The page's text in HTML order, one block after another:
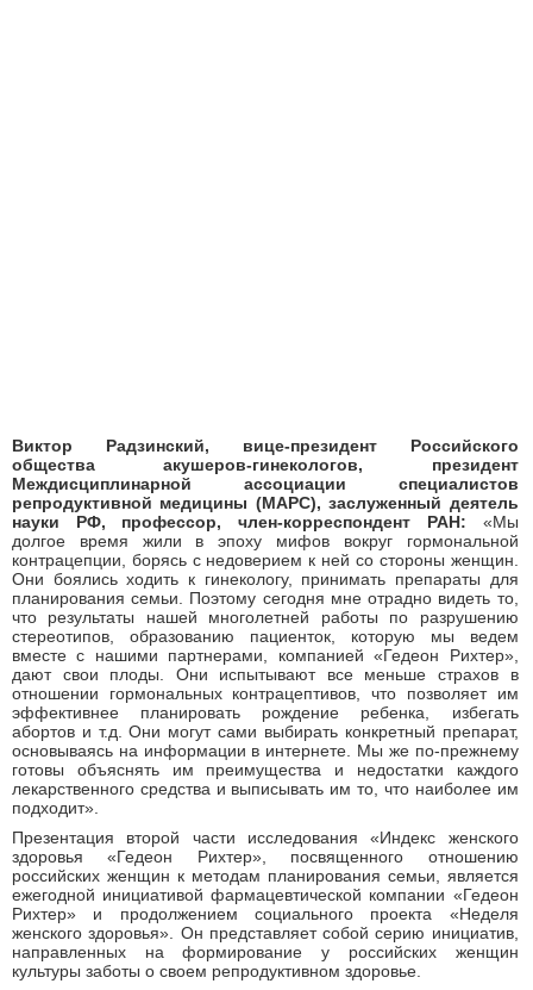
Виктор Радзинский, вице-президент Российского
общества акушеров-гинекологов, президент
Междисциплинарной ассоциации специалистов
репродуктивной медицины (МАРС), заслуженный деятель
науки РФ, профессор, член-корреспондент РАН: «Мы
долгое время жили в эпоху мифов вокруг гормональной
контрацепции, борясь с недоверием к ней со стороны женщин.
Они боялись ходить к гинекологу, принимать препараты для
планирования семьи. Поэтому сегодня мне отрадно видеть то,
что результаты нашей многолетней работы по разрушению
стереотипов, образованию пациенток, которую мы ведем
вместе с нашими партнерами, компанией «Гедеон Рихтер»,
дают свои плоды. Они испытывают все меньше страхов в
отношении гормональных контрацептивов, что позволяет им
эффективнее планировать рождение ребенка, избегать
абортов и т.д. Они могут сами выбирать конкретный препарат,
основываясь на информации в интернете. Мы же по-прежнему
готовы объяснять им преимущества и недостатки каждого
лекарственного средства и выписывать им то, что наиболее им
подходит».
Презентация второй части исследования «Индекс женского
здоровья «Гедеон Рихтер», посвященного отношению
российских женщин к методам планирования семьи, является
ежегодной инициативой фармацевтической компании «Гедеон
Рихтер» и продолжением социального проекта «Неделя
женского здоровья». Он представляет собой серию инициатив,
направленных на формирование у российских женщин
культуры заботы о своем репродуктивном здоровье.